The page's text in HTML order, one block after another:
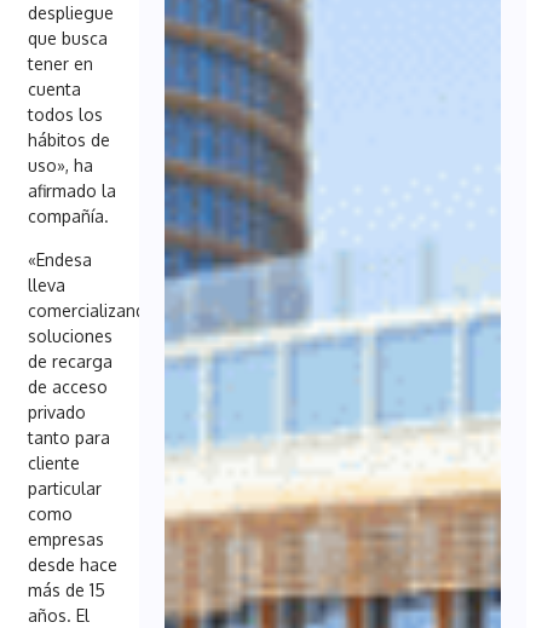
despliegue
que busca
tener en
cuenta
todos los
hábitos de
uso», ha
afirmado la
compañía.
«Endesa
lleva
comercializando
soluciones
de recarga
de acceso
privado
tanto para
cliente
particular
como
empresas
desde hace
más de 15
años. El